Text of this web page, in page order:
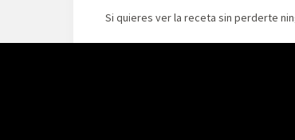
Si quieres ver la receta sin perderte